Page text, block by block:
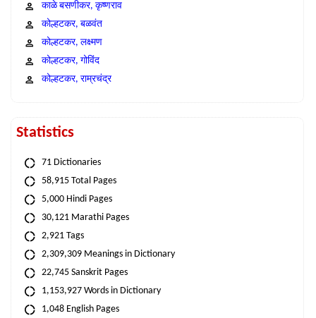
काळे बसणीकर, कृष्णराव
कोल्हटकर, बळवंत
कोल्हटकर, लक्ष्मण
कोल्हटकर, गोविंद
कोल्हटकर, राम्रचंद्र
Statistics
71 Dictionaries
58,915 Total Pages
5,000 Hindi Pages
30,121 Marathi Pages
2,921 Tags
2,309,309 Meanings in Dictionary
22,745 Sanskrit Pages
1,153,927 Words in Dictionary
1,048 English Pages